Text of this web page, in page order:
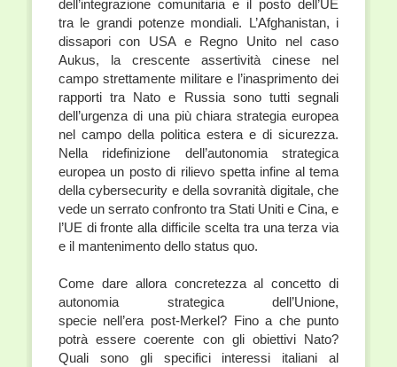
dell’integrazione comunitaria e il posto dell’UE
tra le grandi potenze mondiali. L’Afghanistan, i
dissapori con USA e Regno Unito nel caso
Aukus, la crescente assertività cinese nel
campo strettamente militare e l’inasprimento dei
rapporti tra Nato e Russia sono tutti segnali
dell’urgenza di una più chiara strategia europea
nel campo della politica estera e di sicurezza.
Nella ridefinizione dell’autonomia strategica
europea un posto di rilievo spetta infine al tema
della cybersecurity e della sovranità digitale, che
vede un serrato confronto tra Stati Uniti e Cina, e
l’UE di fronte alla difficile scelta tra una terza via
e il mantenimento dello status quo.
Come dare allora concretezza al concetto di
autonomia strategica dell’Unione,
specie nell’era post-Merkel? Fino a che punto
potrà essere coerente con gli obiettivi Nato?
Quali sono gli specifici interessi italiani al